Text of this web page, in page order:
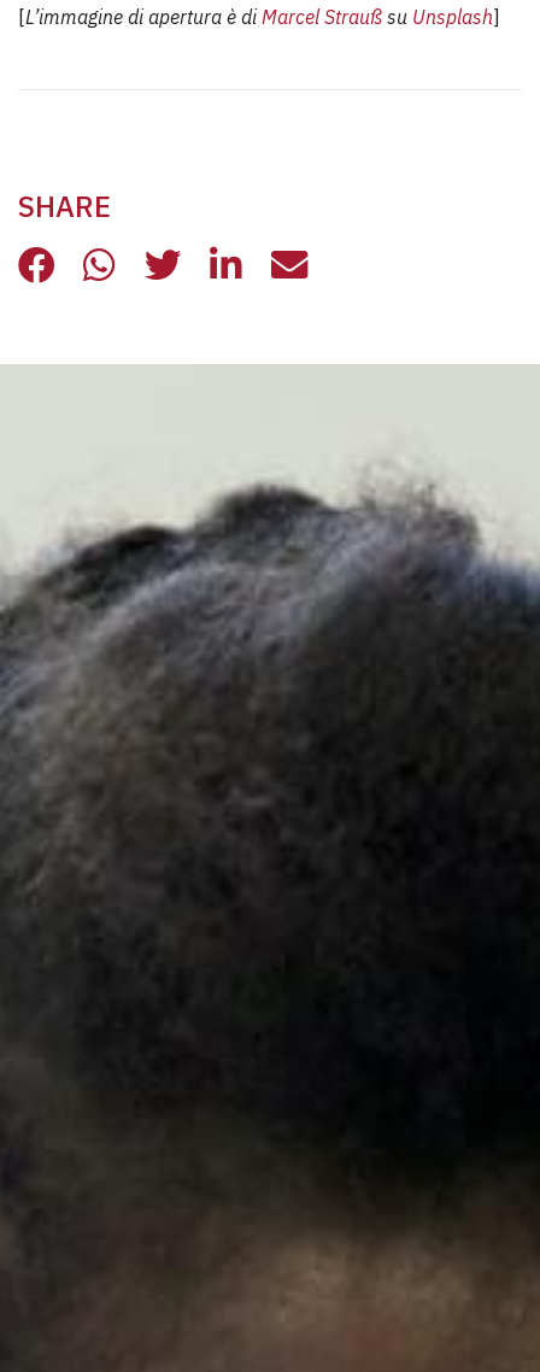
[L’immagine di apertura è diMarcel Strauß su Unsplash]
SHARE
SALUTE MENTALE: NO
SALUTE MENTALE: NO
SALUTE MENTALE: NO
SALUTE MENTALE:
SALUTE